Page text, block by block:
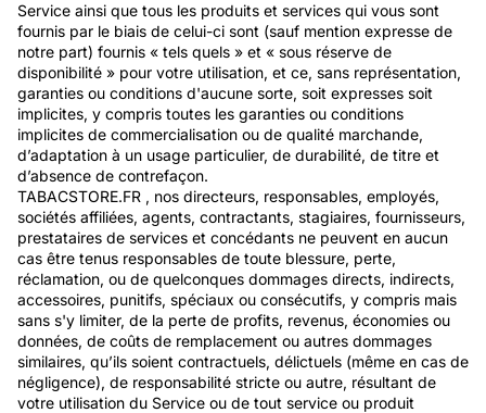
Service ainsi que tous les produits et services qui vous sont
fournis par le biais de celui-ci sont (sauf mention expresse de
notre part) fournis « tels quels » et « sous réserve de
disponibilité » pour votre utilisation, et ce, sans représentation,
garanties ou conditions d'aucune sorte, soit expresses soit
implicites, y compris toutes les garanties ou conditions
implicites de commercialisation ou de qualité marchande,
d’adaptation à un usage particulier, de durabilité, de titre et
d’absence de contrefaçon.
TABACSTORE.FR , nos directeurs, responsables, employés,
sociétés affiliées, agents, contractants, stagiaires, fournisseurs,
prestataires de services et concédants ne peuvent en aucun
cas être tenus responsables de toute blessure, perte,
réclamation, ou de quelconques dommages directs, indirects,
accessoires, punitifs, spéciaux ou consécutifs, y compris mais
sans s'y limiter, de la perte de profits, revenus, économies ou
données, de coûts de remplacement ou autres dommages
similaires, qu’ils soient contractuels, délictuels (même en cas de
négligence), de responsabilité stricte ou autre, résultant de
votre utilisation du Service ou de tout service ou produit